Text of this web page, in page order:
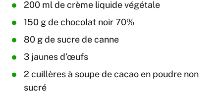
200 ml de crème liquide végétale
150 g de chocolat noir 70%
80 g de sucre de canne
3 jaunes d’œufs
2 cuillères à soupe de cacao en poudre non
sucré